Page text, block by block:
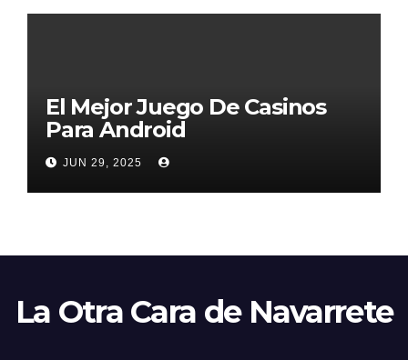
El Mejor Juego De Casinos
Para Android
JUN 29, 2025
La Otra Cara de Navarrete